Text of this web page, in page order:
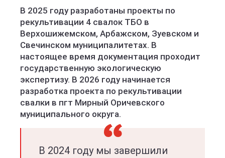
В 2025 году разработаны проекты по
рекультивации 4 свалок ТБО в
Верхошижемском, Арбажском, Зуевском и
Свечинском муниципалитетах. В
настоящее время документация проходит
государственную экологическую
экспертизу. В 2026 году начинается
разработка проекта по рекультивации
свалки в пгт Мирный Оричевского
муниципального округа.
В 2024 году мы завершили